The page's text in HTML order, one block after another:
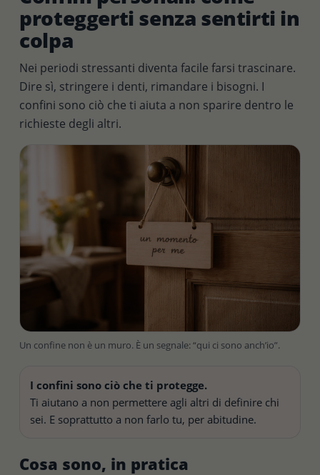
proteggerti senza sentirti in
colpa
Nei periodi stressanti diventa facile farsi trascinare.
Dire sì, stringere i denti, rimandare i bisogni. I
confini sono ciò che ti aiuta a non sparire dentro le
richieste degli altri.
Un confine non è un muro. È un segnale: “qui ci sono anch’io”.
I confini sono ciò che ti protegge.
Ti aiutano a non permettere agli altri di definire chi
sei. E soprattutto a non farlo tu, per abitudine.
Cosa sono, in pratica